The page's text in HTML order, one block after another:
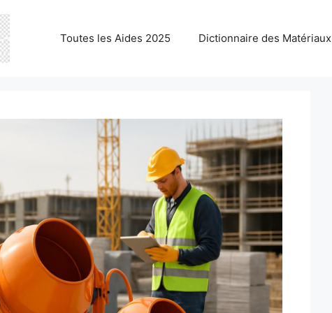
Toutes les Aides 2025 Dictionnaire des Matériaux